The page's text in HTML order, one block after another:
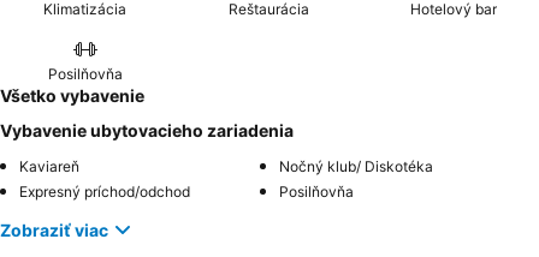
Klimatizácia Reštaurácia Hotelový bar
Posilňovňa
Všetko vybavenie
Vybavenie ubytovacieho zariadenia
Kaviareň
Nočný klub/ Diskotéka
Expresný príchod/odchod
Posilňovňa
Zobraziť viac